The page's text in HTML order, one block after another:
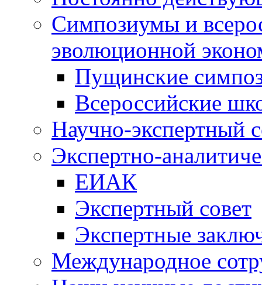
Симпозиумы и
эволюционной
Пущинские
Всероссийские
Научно-экспертный
Экспертно-
ЕИАК
Экспертный совет
Экспертные
Международное